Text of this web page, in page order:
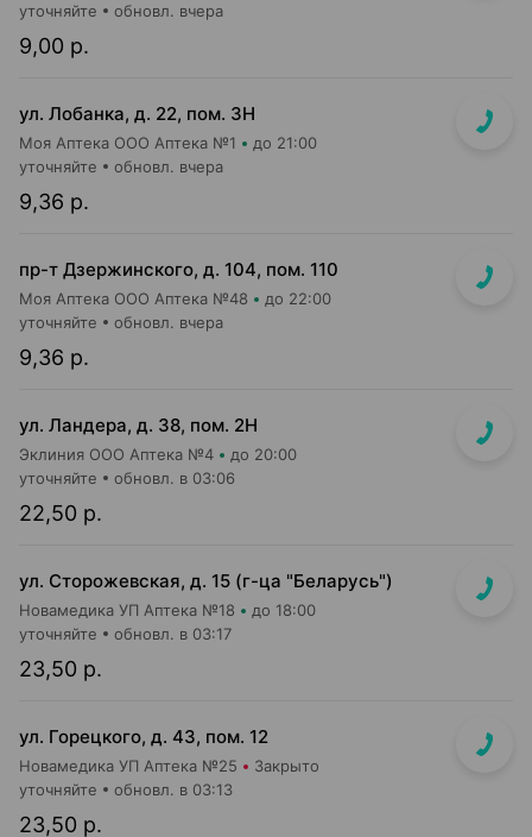
9,00 р.
уточняйте обновл. вчера
ул. Лобанка, д. 22, пом. 3Н
Моя Аптека ООО Аптека №1 до 21:00
9,36 р.
уточняйте обновл. вчера
пр-т Дзержинского, д. 104, пом. 110
Моя Аптека ООО Аптека №48 до 22:00
9,36 р.
уточняйте обновл. вчера
ул. Ландера, д. 38, пом. 2Н
Эклиния ООО Аптека №4 до 20:00
22,50 р.
уточняйте обновл. в 03:06
ул. Сторожевская, д. 15 (г-ца "Беларусь")
Новамедика УП Аптека №18 до 18:00
23,50 р.
уточняйте обновл. в 03:17
ул. Горецкого, д. 43, пом. 12
Новамедика УП Аптека №25 Закрыто
23,50 р.
уточняйте обновл. в 03:13